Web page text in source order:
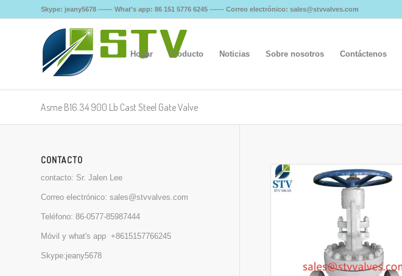
Skype: jeany5678 ------ What's app: 86 151 5776 6245 ------ Correo electrónico: sales@stvvalves.com
Hogar Producto Noticias Sobre nosotros Contáctenos
Asme B16.34 900 Lb Cast Steel Gate Valve
CONTACTO
contacto: Sr. Jalen Lee
Correo electrónico: sales@stvvalves.com
Teléfono: 86-0577-85987444
Móvil y what's app +8615157766245
Skype:jeany5678